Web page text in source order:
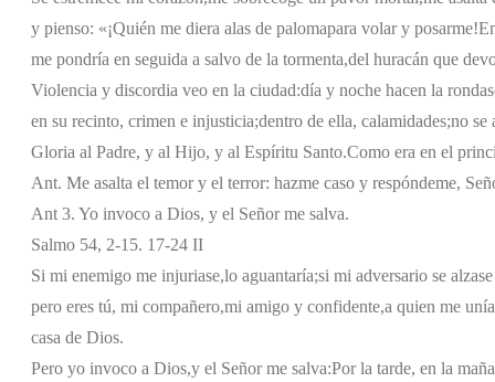
y pienso: «¡Quién me diera alas de palomapara volar y posarme!
me pondría en seguida a salvo de la tormenta,del huracán que
Violencia y discordia veo en la ciudad:día y noche hacen la ronda
en su recinto, crimen e injusticia;dentro de ella, calamidades;no se
Gloria al Padre, y al Hijo, y al Espíritu Santo.Como era en el
Ant. Me asalta el temor y el terror: hazme caso y respóndeme,
Ant 3. Yo invoco a Dios, y el Señor me salva.
Salmo 54, 2-15. 17-24 II
Si mi enemigo me injuriase,lo aguantaría;si mi adversario se
pero eres tú, mi compañero,mi amigo y confidente,a quien me
casa de Dios.
Pero yo invoco a Dios,y el Señor me salva:Por la tarde, en la